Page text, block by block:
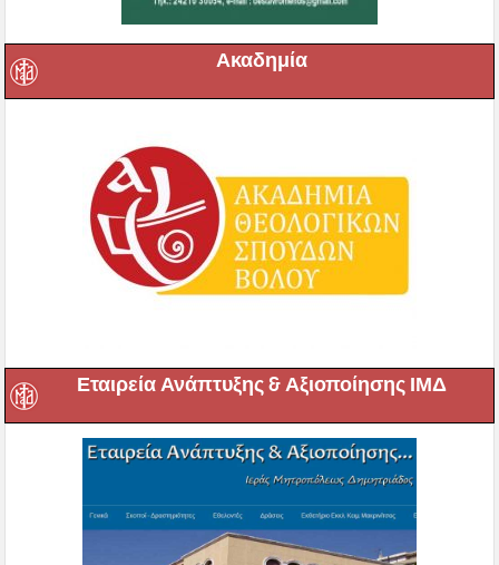
Ακαδημία
Εταιρεία Ανάπτυξης & Αξιοποίησης ΙΜΔ